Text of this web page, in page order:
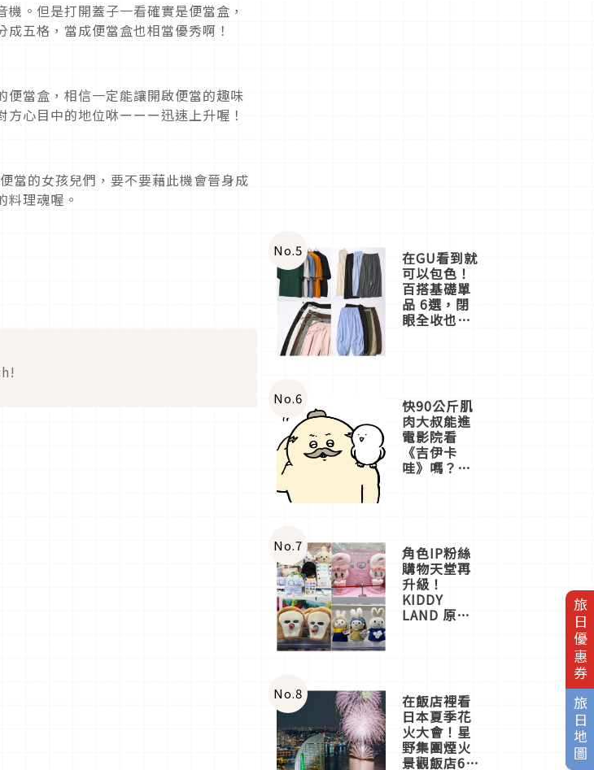
旅日優惠券
旅日地圖
。但是打開蓋子一看確實是便當盒，
五格，當成便當盒也相當優秀啊！
當盒，相信一定能讓開啟便當的趣味
心目中的地位咻ーーー迅速上升喔！
當的女孩兒們，要不要藉此機會晉身成
料理魂喔。
No.5 在GU看到就
可以包色！
百搭基礎單
品 6選，閉
眼全收也不
No.6 快90公斤肌
肉大叔能進
電影院看
《吉伊卡
哇》嗎？日
一同給出了
答案
No.7 角色IP粉絲
購物天堂再
升級！
KIDDY
LAND 原宿
店3分即達
No.8 在飯店裡看
日本夏季花
火大會！星
野集團煙火
景觀飯店6